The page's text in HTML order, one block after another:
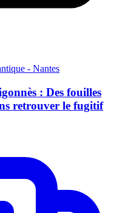
- Nantes
: Des fouilles
retrouver le fugitif